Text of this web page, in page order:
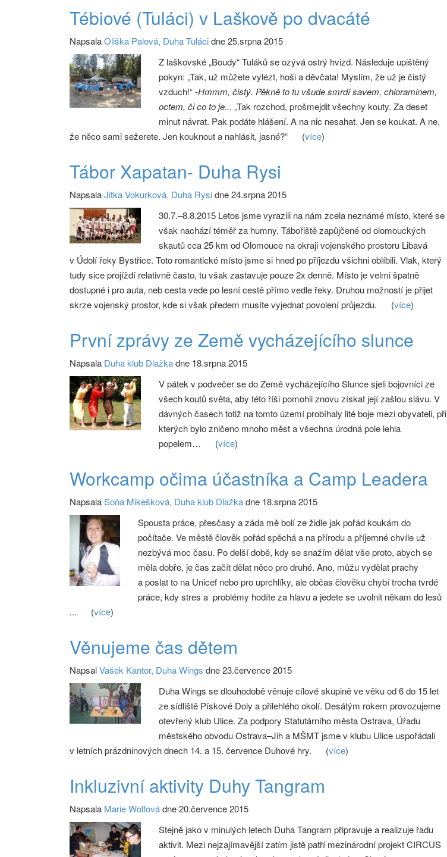
Tébiové (Tuláci) v Laškově po dvacáté
NapsalaOliška Palová, Duha Tulácidne 25.srpna 2015
Z laškovské „Boudy“ Tuláků se ozývá ostrý hvizd. Následuje upištěný
pokyn: „Tak, už můžete vylézt, hoši a děvčata! Myslím, že už je čistý
vzduch!“-Hmmm, čistý. Pěkně to tu všude smrdí savem, chloraminem,
octem, či co to je... „Tak rozchod, prošmejdit všechny kouty. Za deset
minut návrat. Pak podáte hlášení. A na nic nesahat. Jen se koukat. A ne,
že něco sami sežerete. Jen kouknout a nahlásit, jasné?“
(více)
Tábor Xapatan- Duha Rysi
NapsalaJitka Vokurková, Duha Rysidne 24.srpna 2015
30.7.–8.8.2015 Letos jsme vyrazili na nám zcela neznámé místo, které se
však nachází téměř za humny. Tábořiště zapůjčené od olomouckých
skautů cca 25 km od Olomouce na okraji vojenského prostoru Libavá
v Údolí řeky Bystřice. Toto romantické místo jsme si hned po příjezdu všichni oblíbili. Vlak, který
tudy sice projíždí relativně často, tu však zastavuje pouze 2x denně. Místo je velmi špatně
dostupné i pro auta, neb cesta vede po lesní cestě přímo vedle řeky. Druhou možností je přijet
skrze vojenský prostor, kde si však předem musíte vyjednat povolení průjezdu.
(více)
První zprávy ze Země vycházejícího slunce
Napsala Duha klub Dlažkadne 18.srpna 2015
V pátek v podvečer se do Země vycházejícího Slunce sjeli bojovníci ze
všech koutů světa, aby této říši pomohli znovu získat její zašlou slávu. V
dávných časech totiž na tomto území probíhaly lité boje mezi obyvateli, při
kterých bylo zničeno mnoho měst a všechna úrodná pole lehla
popelem…
(více)
Workcamp očima účastníka a Camp Leadera
NapsalaSoňa Mikešková, Duha klub Dlažkadne 18.srpna 2015
Spousta práce, přesčasy a záda mě bolí ze židle jak pořád koukám do
počítače. Ve městě člověk pořád spěchá a na přírodu a příjemné chvíle už
nezbývá moc času. Po delší době, kdy se snažím dělat vše proto, abych se
měla dobře, je čas začít dělat něco pro druhé. Ano, můžu vydělat prachy
a poslat to na Unicef nebo pro uprchlíky, ale občas člověku chybí trocha tvrdé
práce, kdy stres a problémy hodíte za hlavu a jedete se uvolnit někam do lesů
...
(více)
Věnujeme čas dětem
NapsalVašek Kantor, Duha Wings dne 23.července 2015
Duha Wings se dlouhodobě věnuje cílové skupině ve věku od 6 do 15 let
ze sídliště Pískové Doly a přilehlého okolí. Desátým rokem provozujeme
otevřený klub Ulice. Za podpory Statutárního města Ostrava, Úřadu
městského obvodu Ostrava–Jih a MŠMT jsme v klubu Ulice uspořádali
v letních prázdninových dnech 14. a 15. července Duhové hry.
(více)
Inkluzivní aktivity Duhy Tangram
Napsala Marie Wolfovádne 20.července 2015
Stejně jako v minulých letech Duha Tangram připravuje a realizuje řadu
aktivit. Mezi nejzajímavější zatím jistě patří mezinárodní projekt CIRCUS